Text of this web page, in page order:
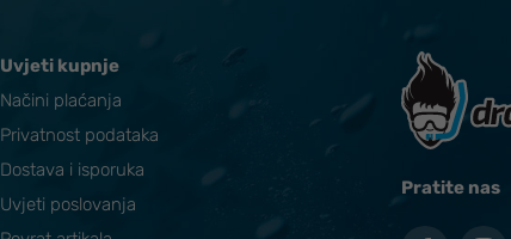
Uvjeti kupnje
Načini plaćanja
Privatnost podataka
Dostava i isporuka
Uvjeti poslovanja
Pratite nas